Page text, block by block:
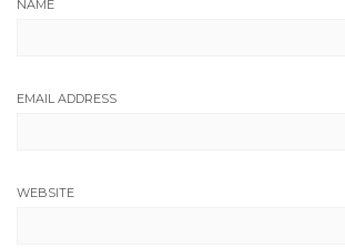
NAME
EMAIL ADDRESS
WEBSITE